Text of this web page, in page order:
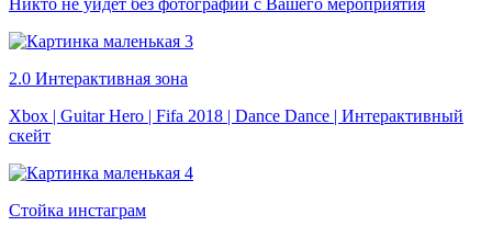
Никто не уйдет без фотографии с Вашего мероприятия
2.0 Интерактивная зона
Xbox | Guitar Hero | Fifa 2018 | Dance Dance | Интерактивный
скейт
Стойка инстаграм